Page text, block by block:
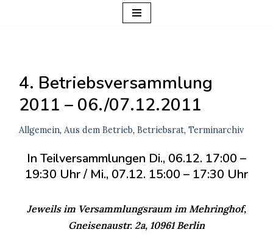
4. Betriebsversammlung
2011 – 06./07.12.2011
Allgemein, Aus dem Betrieb, Betriebsrat, Terminarchiv
In Teilversammlungen Di., 06.12. 17:00 –
19:30 Uhr / Mi., 07.12. 15:00 – 17:30 Uhr
Jeweils im Versammlungsraum im Mehringhof,
Gneisenaustr. 2a, 10961 Berlin